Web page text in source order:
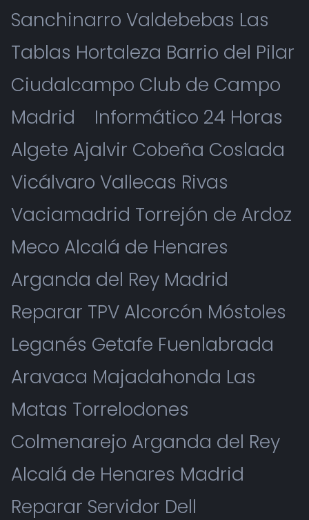
Sanchinarro Valdebebas Las
Tablas Hortaleza Barrio del Pilar
Ciudalcampo Club de Campo
Madrid
Informático 24 Horas
Algete Ajalvir Cobeña Coslada
Vicálvaro Vallecas Rivas
Vaciamadrid Torrejón de Ardoz
Meco Alcalá de Henares
Arganda del Rey Madrid
Reparar TPV Alcorcón Móstoles
Leganés Getafe Fuenlabrada
Aravaca Majadahonda Las
Matas Torrelodones
Colmenarejo Arganda del Rey
Alcalá de Henares Madrid
Reparar Servidor Dell